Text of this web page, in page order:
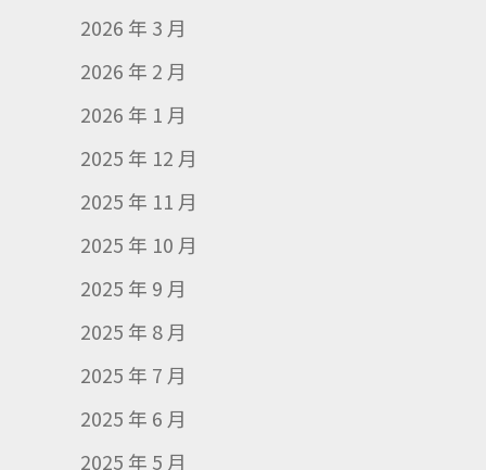
2026 年 3 月
2026 年 2 月
2026 年 1 月
2025 年 12 月
2025 年 11 月
2025 年 10 月
2025 年 9 月
2025 年 8 月
2025 年 7 月
2025 年 6 月
2025 年 5 月